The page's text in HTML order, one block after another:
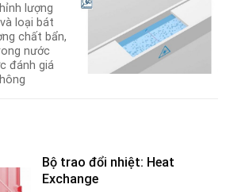
lượng
loại bát
chất bẩn,
nước
đánh giá
Bộ trao đổi nhiệt: Heat
Exchange